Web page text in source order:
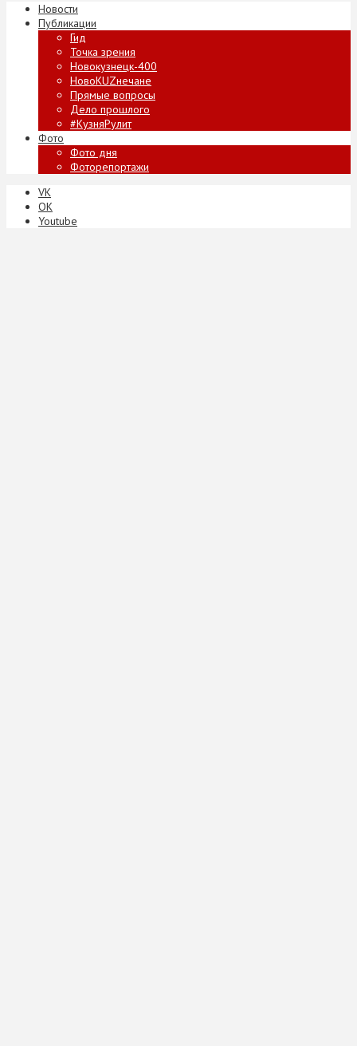
Новости
Публикации
Гид
Точка зрения
Новокузнецк-400
НовоKUZнечане
Прямые вопросы
Дело прошлого
#КузняРулит
Фото
Фото дня
Фоторепортажи
VK
ОК
Youtube